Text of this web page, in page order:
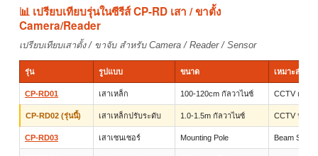
📊 เปรียบเทียบรุ่นในซีรีส์ CP-RD เสา / ขาตั้ง
Camera/Reader
เปรียบเทียบเสาตั้ง / ขาจับ สำหรับ Camera / Reader / Sensor
รุ่น รูปแบบ ขนาด เหมาะสำหรับ
CP-RD01 เสาเหล็ก 100-120cm กัลวาไนซ์ CCTV ตั้งพื้น
CP-RD02 (รุ่นนี้) เสาเหล็กปรับระดับ 1.0-1.5m กัลวาไนซ์ CCTV ปรับสู
CP-RD03 เสาเซนเซอร์ Mounting Pole Beam